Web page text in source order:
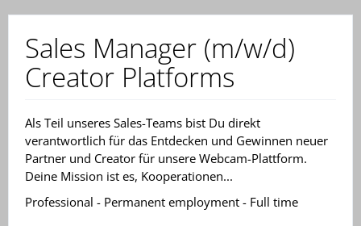
Sales Manager (m/w/d)
Creator Platforms
Als Teil unseres Sales-Teams bist Du direkt
verantwortlich für das Entdecken und Gewinnen neuer
Partner und Creator für unsere Webcam-Plattform.
Deine Mission ist es, Kooperationen...
Professional - Permanent employment - Full time